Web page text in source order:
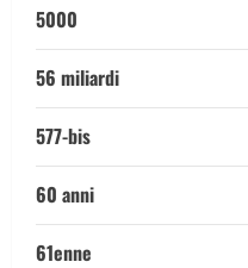
5000
56 miliardi
577-bis
60 anni
61enne